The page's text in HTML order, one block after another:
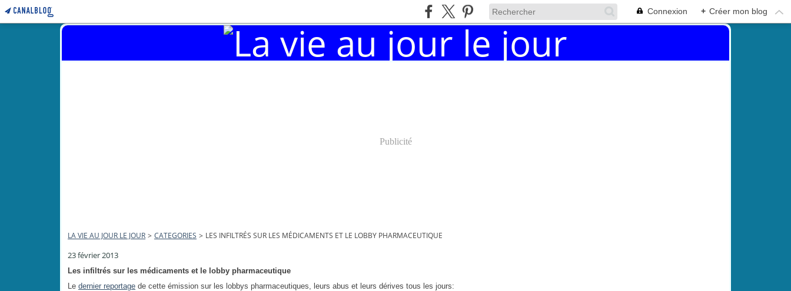
Connexion + Créer mon blog
Publicité
LA VIE AU JOUR LE JOUR > CATEGORIES > LES INFILTRÉS SUR LES MÉDICAMENTS ET LE LOBBY PHARMACEUTIQUE
23 février 2013
Les infiltrés sur les médicaments et le lobby pharmaceutique
Le dernier reportage de cette émission sur les lobbys pharmaceutiques, leurs abus et leurs dérives tous les jours: